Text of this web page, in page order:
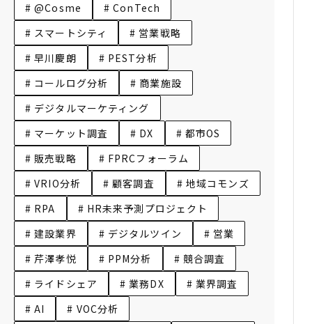
# @Cosme
# ConTech
# スマートシティ
# 営業戦略
# 早川慶朗
# PEST分析
# コールログ分析
# 商業施設
# デジタルマーケティング
# マーケット調査
# DX
# 都市OS
# 販売戦略
# FPRCフォーラム
# VRIO分析
# 顧客調査
# 地域コモンズ
# RPA
# HR未来予測プロジェクト
# 建設業界
# デジタルツイン
# 営業
# 芹澤孝悦
# PPM分析
# 競合調査
# ライドシェア
# 業務DX
# 業界調査
# AI
# VOC分析